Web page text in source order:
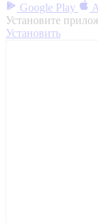
Google Play
Установите
Установить